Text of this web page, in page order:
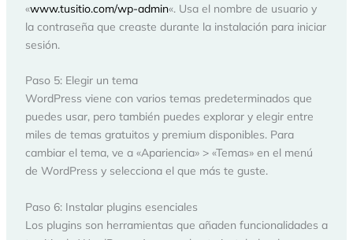
«www.tusitio.com/wp-admin«. Usa el nombre de usuario y
la contraseña que creaste durante la instalación para iniciar
sesión.
Paso 5: Elegir un tema
WordPress viene con varios temas predeterminados que
puedes usar, pero también puedes explorar y elegir entre
miles de temas gratuitos y premium disponibles. Para
cambiar el tema, ve a «Apariencia» > «Temas» en el menú
de WordPress y selecciona el que más te guste.
Paso 6: Instalar plugins esenciales
Los plugins son herramientas que añaden funcionalidades a